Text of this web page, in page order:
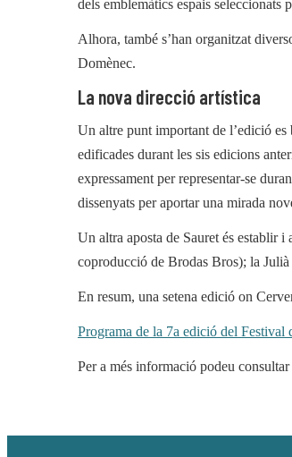
dels emblemàtics espais seleccionats
Alhora, també s’han organitzat
Domènec.
La nova direcció artística
Un altre punt important de l’edició es
edificades durant les sis edicions
expressament per representar-se
dissenyats per aportar una mirada
Un altra aposta de Sauret és establir
coproducció de Brodas Bros); la
En resum, una setena edició on
Programa de la 7a edició del Festival
Per a més informació podeu